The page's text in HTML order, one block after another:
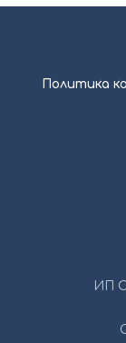
Политика
ИП